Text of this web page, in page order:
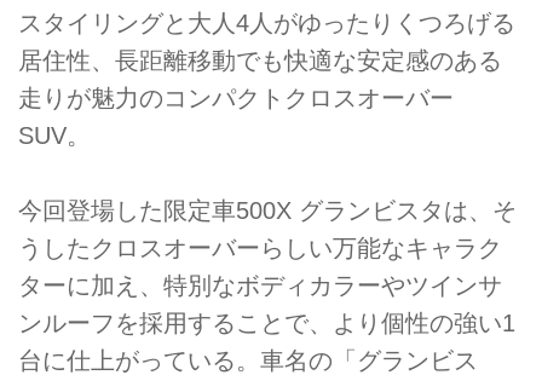
スタイリングと大人4人がゆったりくつろげる
居住性、長距離移動でも快適な安定感のある
走りが魅力のコンパクトクロスオーバー
SUV。
今回登場した限定車500X グランビスタは、そ
うしたクロスオーバーらしい万能なキャラク
ターに加え、特別なボディカラーやツインサ
ンルーフを採用することで、より個性の強い1
台に仕上がっている。車名の「グランビス